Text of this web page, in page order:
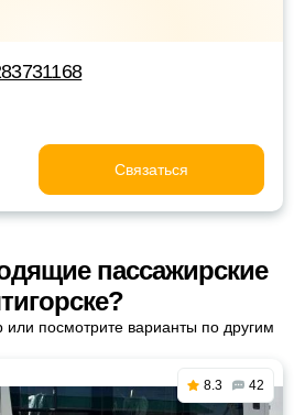
Связаться
пассажирские
посмотрите варианты по другим
8.3 42